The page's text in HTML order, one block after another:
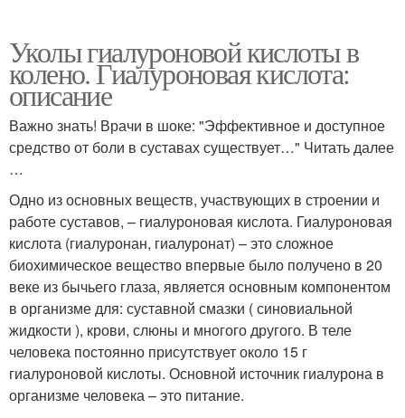
Уколы гиалуроновой кислоты в
колено. Гиалуроновая кислота:
описание
Важно знать! Врачи в шоке: "Эффективное и доступное
средство от боли в суставах существует…" Читать далее
…
Одно из основных веществ, участвующих в строении и
работе суставов, – гиалуроновая кислота. Гиалуроновая
кислота (гиалуронан, гиалуронат) – это сложное
биохимическое вещество впервые было получено в 20
веке из бычьего глаза, является основным компонентом
в организме для: суставной смазки ( синовиальной
жидкости ), крови, слюны и многого другого. В теле
человека постоянно присутствует около 15 г
гиалуроновой кислоты. Основной источник гиалурона в
организме человека – это питание.